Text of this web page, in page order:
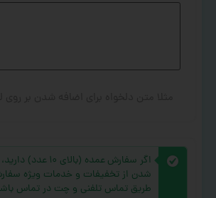
اگر سفارش عمده
شدن از تخفیفات و خدمات ویژه
طریق تماس تلفنی و چت در تماس